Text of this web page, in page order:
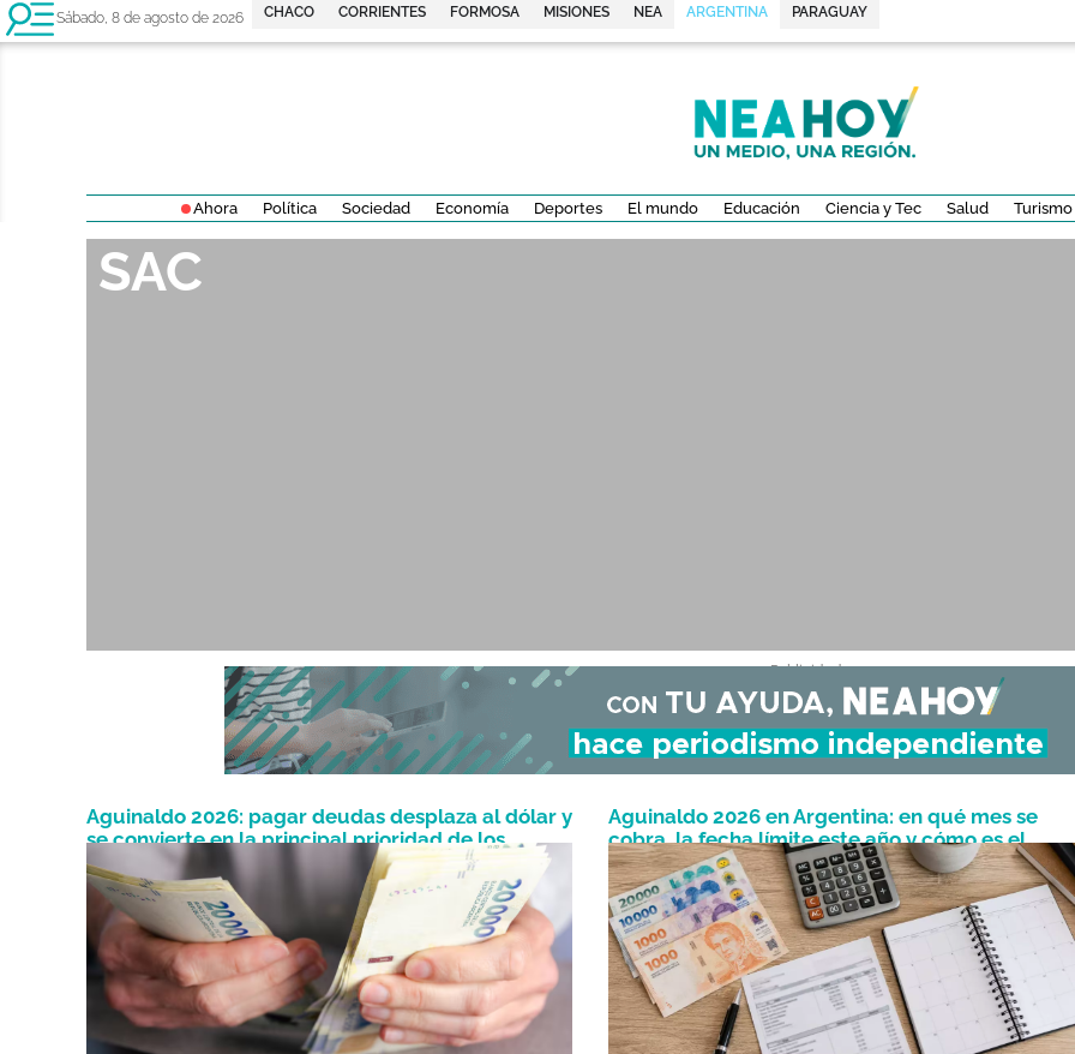
Sábado, 8 de agosto de 2026 CHACO CORRIENTES FORMOSA MISIONES NEA ARGENTINA PARAGUAY
Ahora Política Sociedad Economía Deportes El mundo Educación Ciencia y Tec Salud Turismo
SAC
- Publicidad -
Aguinaldo 2026: pagar deudas desplaza al dólar y
se convierte en la principal prioridad de los
argentinos
Aguinaldo 2026 en Argentina: en qué mes se
cobra, la fecha límite este año y cómo es el
cálculo de cuánto se abona
Junio 4, 2026